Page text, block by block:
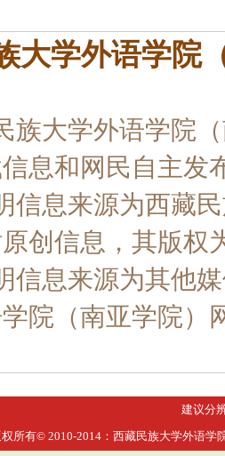
大学外语学院
族大学外语学院
息和网民自主发
信息来源为西藏
创信息，其版权
信息来源为其他
院（南亚学院）
建议分
权所有© 2010-2014：西藏民族大学外语